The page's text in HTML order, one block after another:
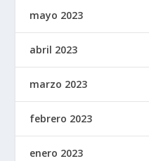
mayo 2023
abril 2023
marzo 2023
febrero 2023
enero 2023